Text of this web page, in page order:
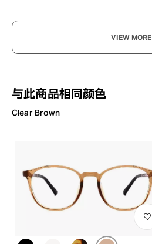
VIEW MORE
与此商品相同颜色
Clear Brown